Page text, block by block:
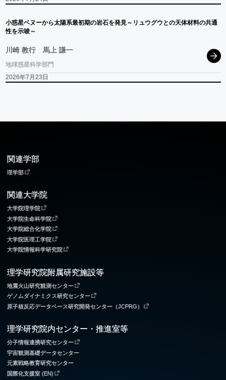
小惑星ベヌーから太陽系最初期の岩石を発見～ リュウグウ との天体材料の共通
性を示唆～
川崎 教行 馬上 謙一
地球惑星科学部門
2026年7月23日
関連学部
理学部
関連大学院
大学院理学院
大学院生命科学院
大学院総合化学院
大学院医理工学院
大学院情報科学研究院
理学研究院附属研究施設等
地震火山研究観測センター
ゲノムダイナミクス研究センター
原子核反応データベース研究開発センター（JCPRG）
理学研究院内センター・推進室等
分子情報連携研究センター
宇宙観測基礎データセンター
元素戦略教育研究センター
国際化支援室 (EN)